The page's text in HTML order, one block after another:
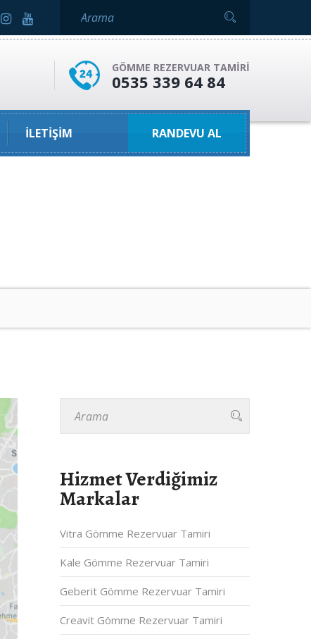
GÖMME REZERVUAR TAMIRI
0535 339 64 84
İLETIŞIM RANDEVU AL
Hizmet Verdiğimiz
Markalar
Vitra Gömme Rezervuar Tamiri
Kale Gömme Rezervuar Tamiri
Geberit Gömme Rezervuar Tamiri
Creavit Gömme Rezervuar Tamiri